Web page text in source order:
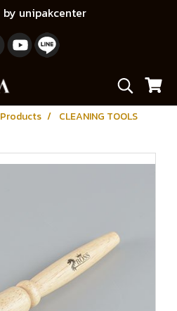
by unipakcenter
Products
CLEANING TOOLS